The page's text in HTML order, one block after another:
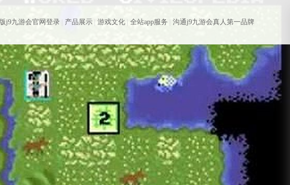
j9九游会官网登录 产品展示 游戏文化 全站app服务 沟通j9九游会真人第一品牌